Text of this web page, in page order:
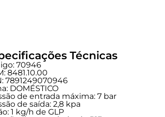
Técnicas
70946
8481.10.00
7891249070946
DOMÉSTICO
de entrada máxima: 7 bar
de saída: 2,8 kpa
1 kg/h de GLP